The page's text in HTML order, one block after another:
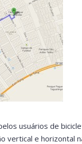
usuários de
vertical e horizontal